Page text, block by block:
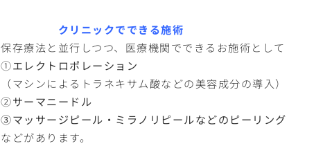
クリニックでできる施術
保存療法と並行しつつ、医療機関でできるお施術として
①エレクトロポレーション
（マシンによるトラネキサム酸などの美容成分の導入）
②サーマニードル
③マッサージピール・ミラノリピールなどのピーリング
などがあります。